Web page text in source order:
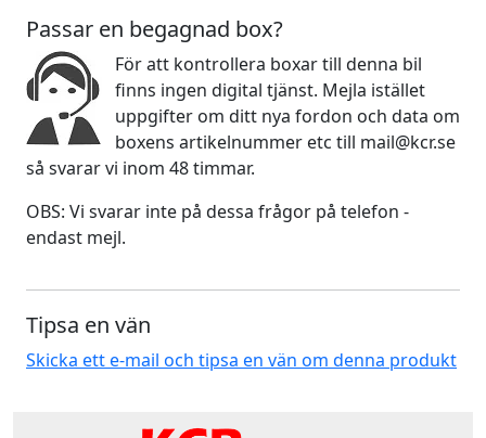
Passar en begagnad box?
För att kontrollera boxar till denna bil
finns ingen digital tjänst. Mejla istället
uppgifter om ditt nya fordon och data om
boxens artikelnummer etc till mail@kcr.se
så svarar vi inom 48 timmar.
OBS: Vi svarar inte på dessa frågor på telefon -
endast mejl.
Tipsa en vän
Skicka ett e-mail och tipsa en vän om denna produkt